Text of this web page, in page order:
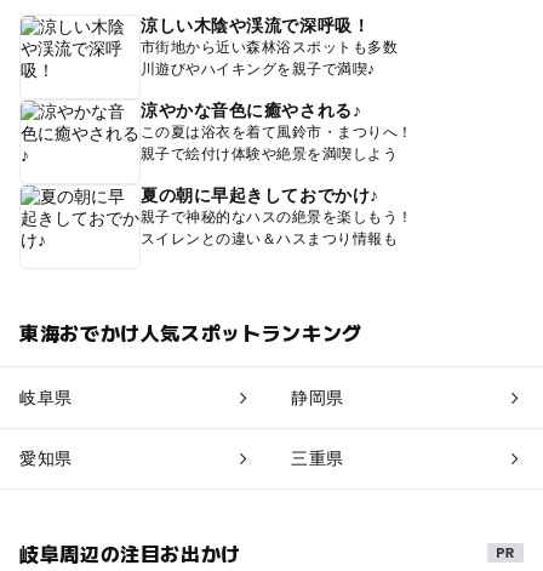
涼しい木陰や渓流で深呼吸！
市街地から近い森林浴スポットも多数
川遊びやハイキングを親子で満喫♪
涼やかな音色に癒やされる♪
この夏は浴衣を着て風鈴市・まつりへ！
親子で絵付け体験や絶景を満喫しよう
夏の朝に早起きしておでかけ♪
親子で神秘的なハスの絶景を楽しもう！
スイレンとの違い＆ハスまつり情報も
東海おでかけ人気スポットランキング
岐阜県 静岡県
愛知県 三重県
岐阜周辺の注目お出かけ